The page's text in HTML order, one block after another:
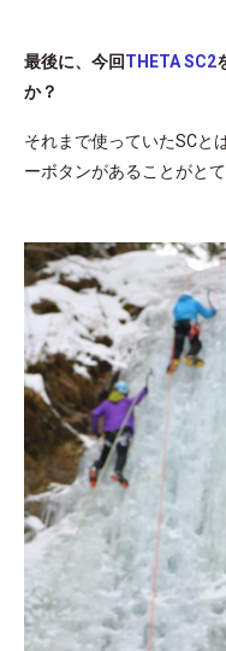
最後に、今回THETA SC2
か？
それまで使っていたSCと
ーボタンがあることがと